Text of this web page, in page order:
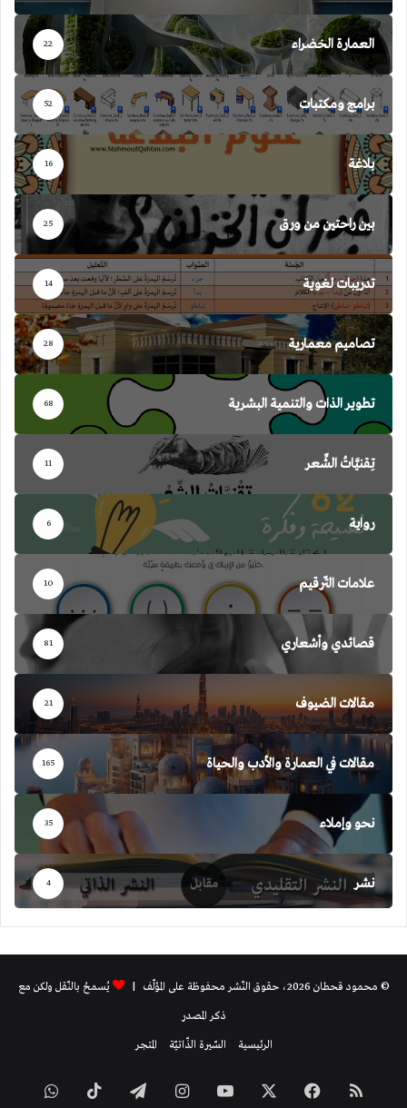
العمارة الخضراء 22
برامج ومكتبات 52
بلاغة 16
بين راحتين من ورق 25
تدريبات لغوية 14
تصاميم معمارية 28
تطوير الذات والتنمية البشرية 68
تِقنيَّاتُ الشِّعر 11
رواية 6
علامات التّرقيم 10
قصائدي وأشعاري 81
مقالات الضيوف 21
مقالات في العمارة والأدب والحياة 165
نحو وإملاء 35
نشر 4
© محمود قحطان 2026، حقوق النّشر محفوظة على المؤلّف |
يُسمحُ بالنّقل ولكن مع
ذكر المصدر
الرئيسية
السّيرة الذّاتيّة المتجر
ملخصفيسبوك ‫YouTubeانستقرامتيلقرام ‫TikTokواتساب